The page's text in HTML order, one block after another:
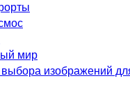
мир
изображений